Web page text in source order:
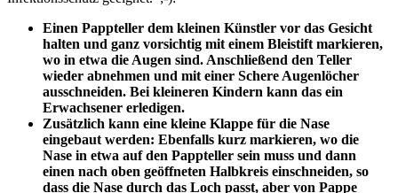
Einen Pappteller dem kleinen Künstler vor das Gesicht
halten und ganz vorsichtig mit einem Bleistift markieren,
wo in etwa die Augen sind. Anschließend den Teller
wieder abnehmen und mit einer Schere Augenlöcher
ausschneiden. Bei kleineren Kindern kann das ein
Erwachsener erledigen.
Zusätzlich kann eine kleine Klappe für die Nase
eingebaut werden: Ebenfalls kurz markieren, wo die
Nase in etwa auf den Pappteller sein muss und dann
einen nach oben geöffneten Halbkreis einschneiden, so
dass die Nase durch das Loch passt, aber von Pappe